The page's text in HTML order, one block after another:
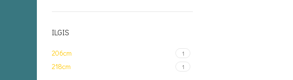
ILGIS
206cm 1
218cm 1